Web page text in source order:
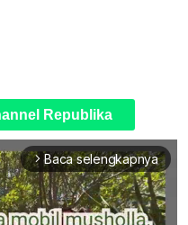
Republika
arrow_forward_ios Baca selengkapnya